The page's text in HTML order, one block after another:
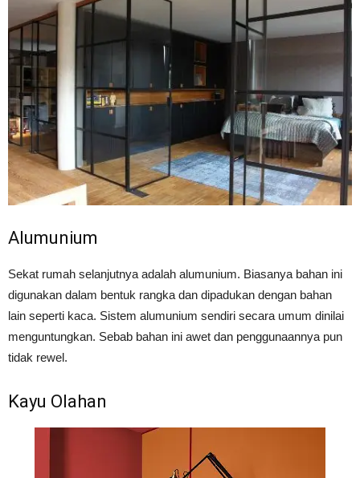
Alumunium
Sekat rumah selanjutnya adalah alumunium. Biasanya bahan ini
digunakan dalam bentuk rangka dan dipadukan dengan bahan
lain seperti kaca. Sistem alumunium sendiri secara umum dinilai
menguntungkan. Sebab bahan ini awet dan penggunaannya pun
tidak rewel.
Kayu Olahan